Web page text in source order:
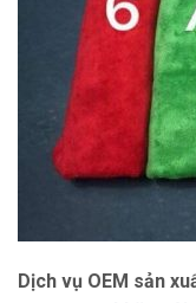
Dịch vụ OEM sản